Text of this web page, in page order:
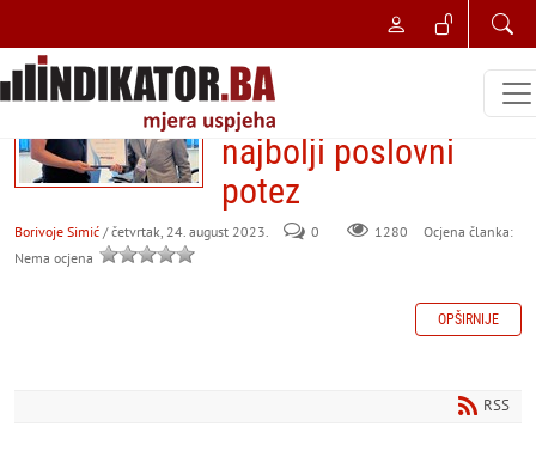
NAJBOLJI POSLOVNI POTEZ
TMD Group-u
uručeno priznanje za
najbolji poslovni
potez
Borivoje Simić / četvrtak, 24. august 2023. 0 1280
Ocjena članka:
Nema ocjena
OPŠIRNIJE
RSS